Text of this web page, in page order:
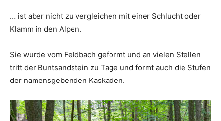
… ist aber nicht zu vergleichen mit einer Schlucht oder
Klamm in den Alpen.
Sie wurde vom Feldbach geformt und an vielen Stellen
tritt der Buntsandstein zu Tage und formt auch die Stufen
der namensgebenden Kaskaden.